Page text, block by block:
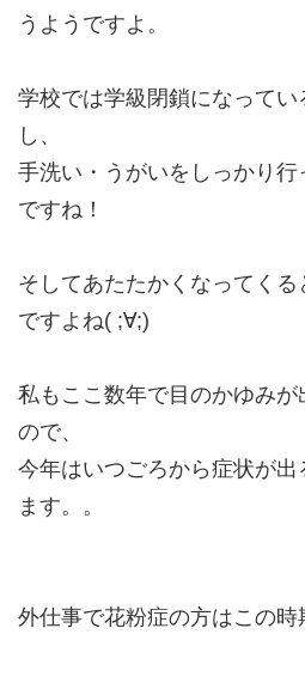
うようですよ。
学校では学級閉鎖になって
し、
手洗い・うがいをしっかり
ですね！
そしてあたたかくなってく
ですよね( ;∀;)
私もここ数年で目のかゆみ
ので、
今年はいつごろから症状が
ます。。
外仕事で花粉症の方はこの